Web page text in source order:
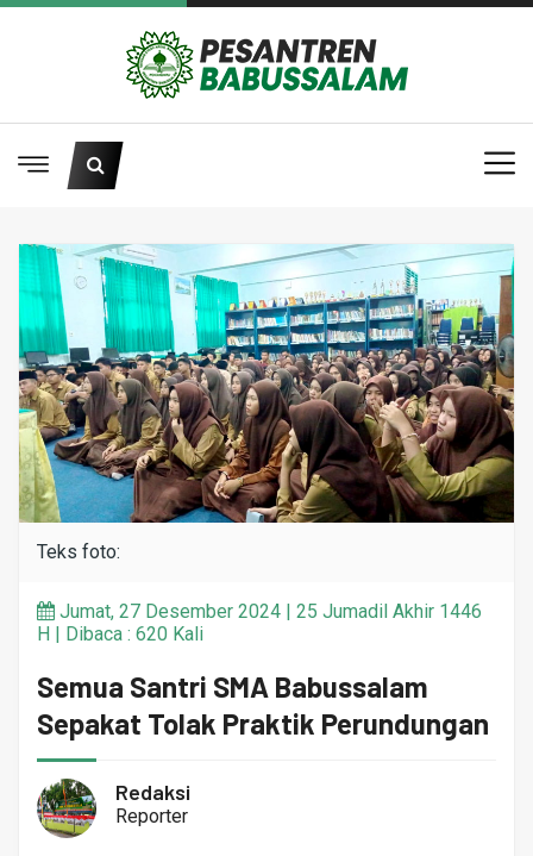
Teks foto:
Jumat, 27 Desember 2024 | 25 Jumadil Akhir 1446
H | Dibaca : 620 Kali
Semua Santri SMA Babussalam
Sepakat Tolak Praktik Perundungan
Redaksi
Reporter